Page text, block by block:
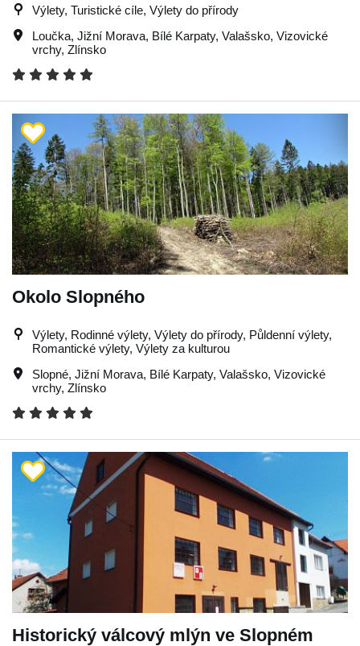
Výlety, Turistické cíle, Výlety do přírody
Loučka, Jižní Morava, Bílé Karpaty, Valašsko, Vizovické
vrchy, Zlínsko
Okolo Slopného
Výlety, Rodinné výlety, Výlety do přírody, Půldenní výlety,
Romantické výlety, Výlety za kulturou
Slopné, Jižní Morava, Bílé Karpaty, Valašsko, Vizovické
vrchy, Zlínsko
Historický válcový mlýn ve Slopném